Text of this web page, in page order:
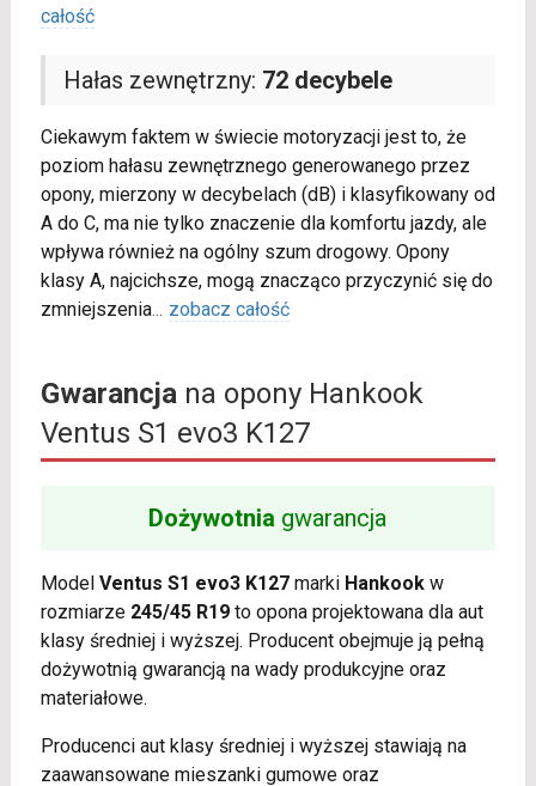
całość
Hałas zewnętrzny: 72 decybele
Ciekawym faktem w świecie motoryzacji jest to, że
poziom hałasu zewnętrznego generowanego przez
opony, mierzony w decybelach (dB) i klasyfikowany od
A do C, ma nie tylko znaczenie dla komfortu jazdy, ale
wpływa również na ogólny szum drogowy. Opony
klasy A, najcichsze, mogą znacząco przyczynić się do
zmniejszenia... zobacz całość
Gwarancjana opony Hankook
Ventus S1 evo3 K127
Dożywotnia gwarancja
Model Ventus S1 evo3 K127marki Hankookw
rozmiarze 245/45 R19to opona projektowana dla aut
klasy średniej i wyższej. Producent obejmuje ją pełną
dożywotnią gwarancją na wady produkcyjne oraz
materiałowe.
Producenci aut klasy średniej i wyższej stawiają na
zaawansowane mieszanki gumowe oraz